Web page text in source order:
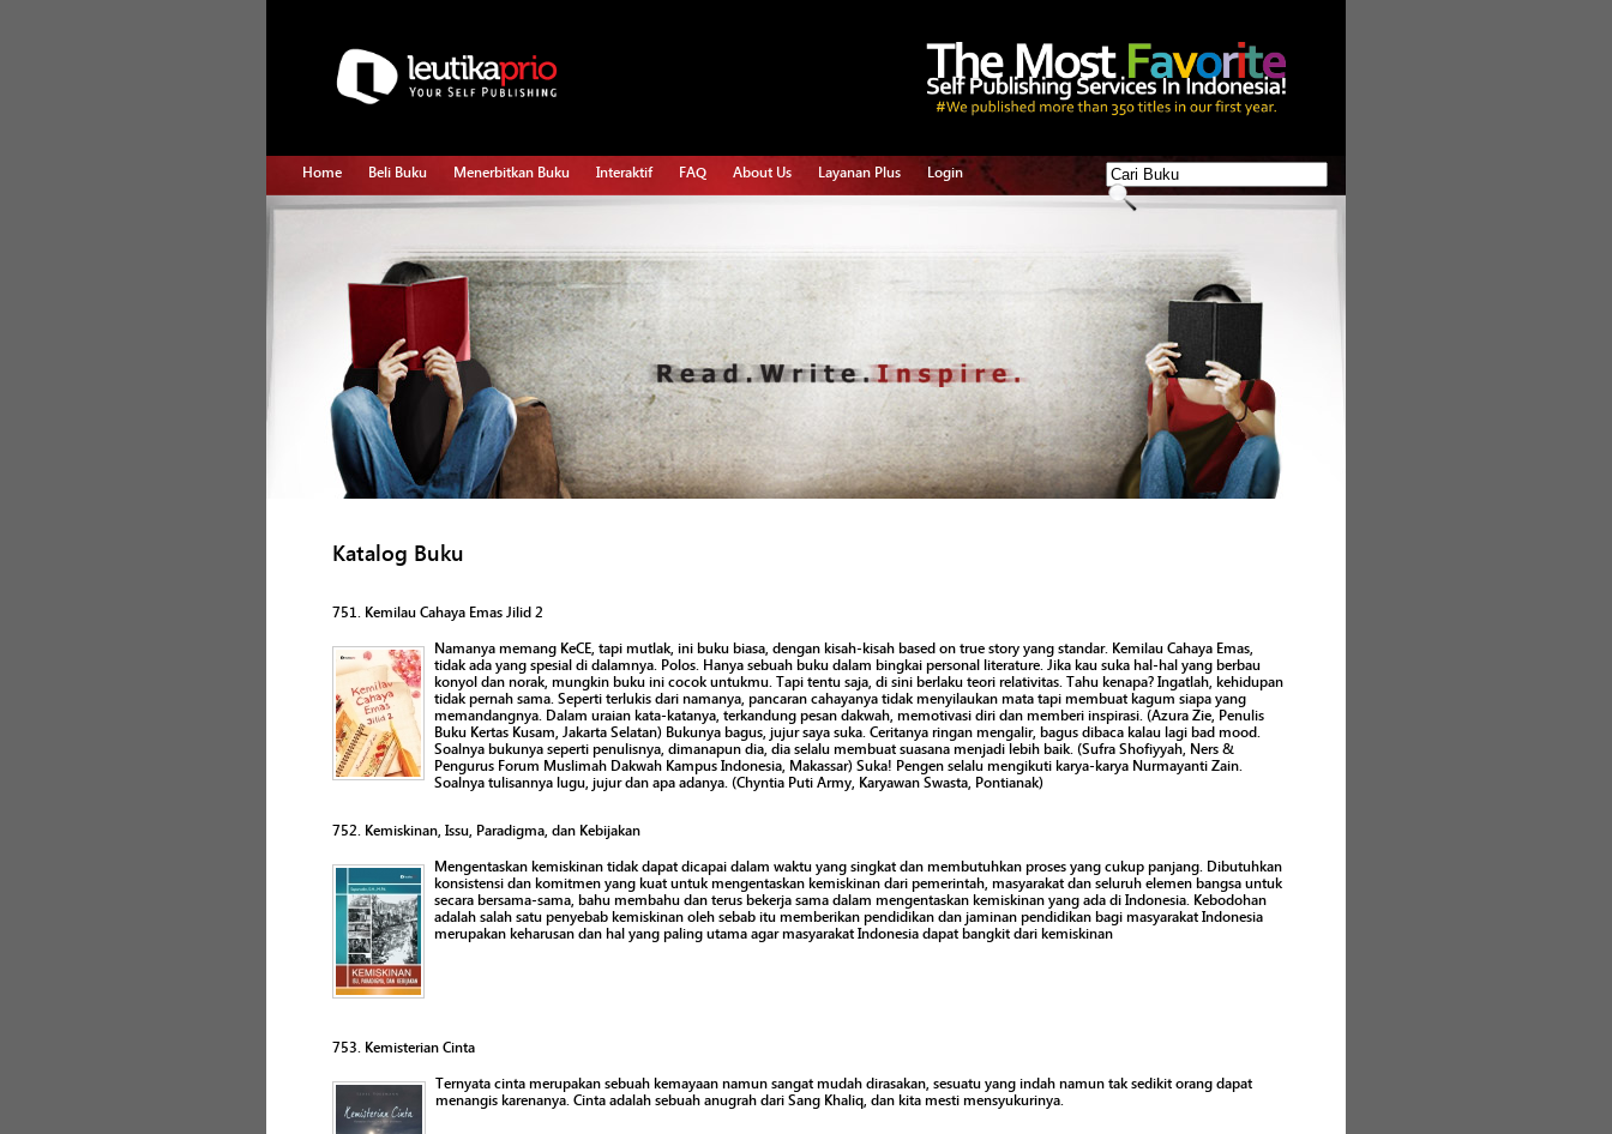
Home Beli Buku Menerbitkan Buku Interaktif FAQ About Us Layanan Plus Login
Katalog Buku
751. Kemilau Cahaya Emas Jilid 2
Namanya memang KeCE, tapi mutlak, ini buku biasa, dengan kisah-kisah based on true story yang standar. Kemilau Cahaya Emas,
tidak ada yang spesial di dalamnya. Polos. Hanya sebuah buku dalam bingkai personal literature. Jika kau suka hal-hal yang berbau
konyol dan norak, mungkin buku ini cocok untukmu. Tapi tentu saja, di sini berlaku teori relativitas. Tahu kenapa? Ingatlah, kehidupan
tidak pernah sama. Seperti terlukis dari namanya, pancaran cahayanya tidak menyilaukan mata tapi membuat kagum siapa yang
memandangnya. Dalam uraian kata-katanya, terkandung pesan dakwah, memotivasi diri dan memberi inspirasi. (Azura Zie, Penulis
Buku Kertas Kusam, Jakarta Selatan) Bukunya bagus, jujur saya suka. Ceritanya ringan mengalir, bagus dibaca kalau lagi bad mood.
Soalnya bukunya seperti penulisnya, dimanapun dia, dia selalu membuat suasana menjadi lebih baik. (Sufra Shofiyyah, Ners &
Pengurus Forum Muslimah Dakwah Kampus Indonesia, Makassar) Suka! Pengen selalu mengikuti karya-karya Nurmayanti Zain.
Soalnya tulisannya lugu, jujur dan apa adanya. (Chyntia Puti Army, Karyawan Swasta, Pontianak)
752. Kemiskinan, Issu, Paradigma, dan Kebijakan
Mengentaskan kemiskinan tidak dapat dicapai dalam waktu yang singkat dan membutuhkan proses yang cukup panjang. Dibutuhkan
konsistensi dan komitmen yang kuat untuk mengentaskan kemiskinan dari pemerintah, masyarakat dan seluruh elemen bangsa untuk
secara bersama-sama, bahu membahu dan terus bekerja sama dalam mengentaskan kemiskinan yang ada di Indonesia. Kebodohan
adalah salah satu penyebab kemiskinan oleh sebab itu memberikan pendidikan dan jaminan pendidikan bagi masyarakat Indonesia
merupakan keharusan dan hal yang paling utama agar masyarakat Indonesia dapat bangkit dari kemiskinan
753. Kemisterian Cinta
Ternyata cinta merupakan sebuah kemayaan namun sangat mudah dirasakan, sesuatu yang indah namun tak sedikit orang dapat
menangis karenanya. Cinta adalah sebuah anugrah dari Sang Khaliq, dan kita mesti mensyukurinya.